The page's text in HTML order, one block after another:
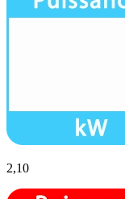
2,10